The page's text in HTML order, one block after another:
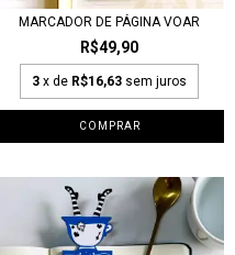
MARCADOR DE PÁGINA VOAR
R$49,90
3 x de R$16,63 sem juros